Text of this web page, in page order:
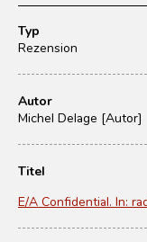
Typ
Rezension
Autor
Michel Delage [Autor]
Titel
E/A Confidential. In: